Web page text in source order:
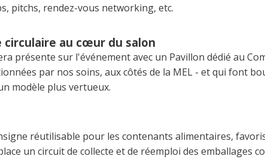
pitchs, rendez-vous networking, etc.​
au cœur du salon
présente sur l'événement avec un Pavillon dédié au
par nos soins, aux côtés de la MEL - et qui font
modèle plus vertueux.
réutilisable pour les contenants alimentaires,
un circuit de collecte et de réemploi des emballages